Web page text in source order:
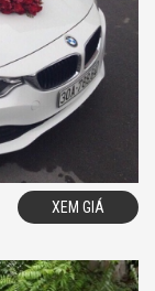
XEM GIÁ